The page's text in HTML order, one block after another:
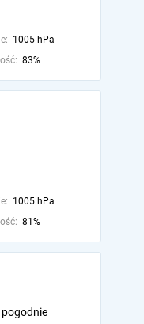
1005 hPa
83%
1005 hPa
81%
pogodnie